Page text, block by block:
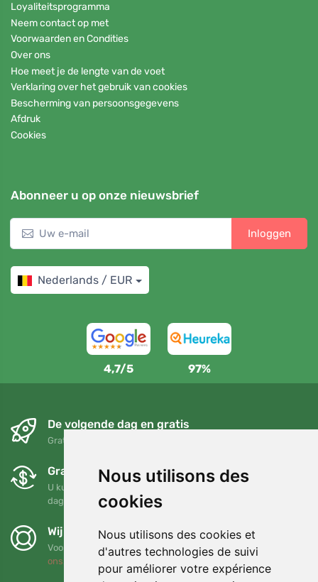
Nous utilisons des
cookies
Nous utilisons des cookies et
d'autres technologies de suivi
pour améliorer votre expérience
Loyaliteitsprogramma
Neem contact op met
Voorwaarden en Condities
Over ons
Hoe meet je de lengte van de voet
Verklaring over het gebruik van cookies
Bescherming van persoonsgegevens
Afdruk
Cookies
Abonneer u op onze nieuwsbrief
Inloggen
Nederlands / EUR
4,7/5 97%
De volgende dag en gratis
Gratis verzending voor bestellingen boven 95 EUR
Gratis ruilen en retourneren
U kunt uw bestelling op elk gewenst moment binnen 90
dagen retourneren of ruilen
Wij steunen Trees.org
Voor elke bestelling planten we een boom! Lees meer
ons